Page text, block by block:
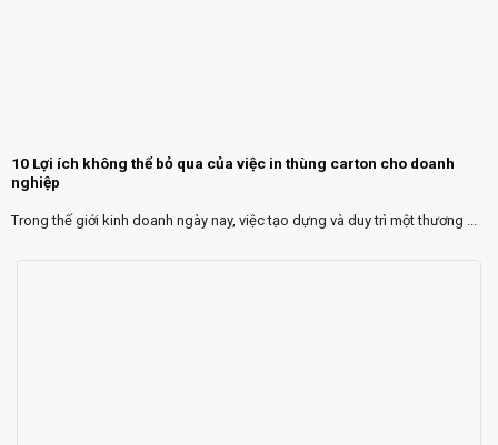
10 Lợi ích không thể bỏ qua của việc in thùng carton cho doanh
nghiệp
Trong thế giới kinh doanh ngày nay, việc tạo dựng và duy trì một thương ...